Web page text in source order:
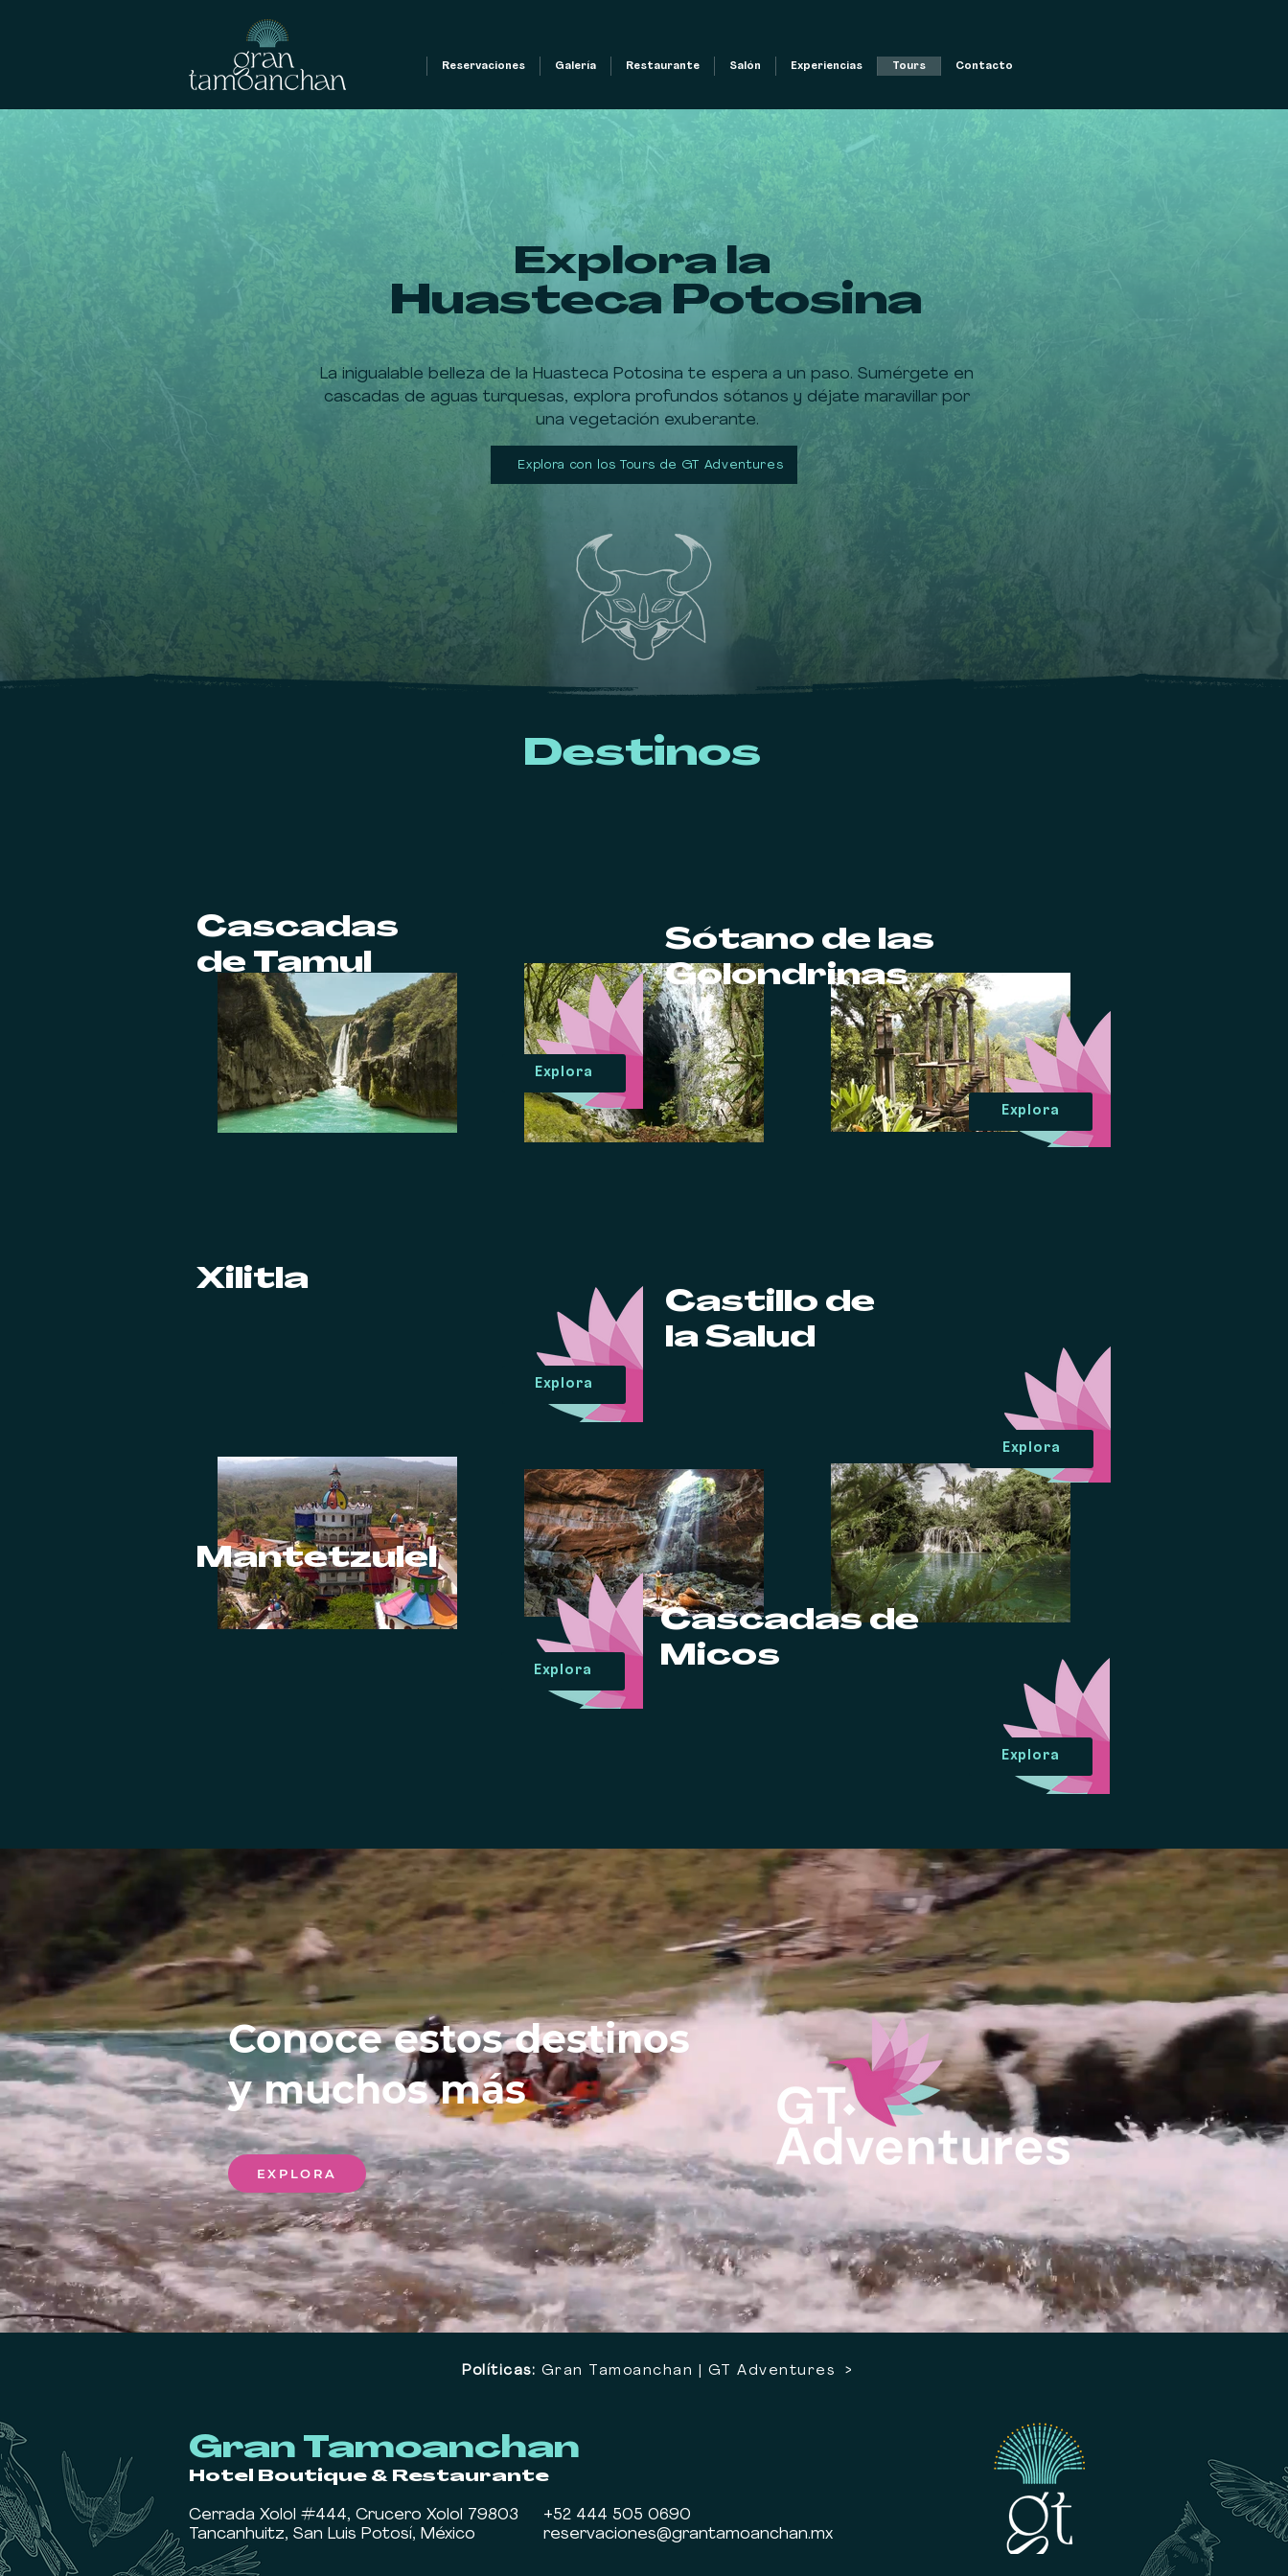
Reservaciones Galería Restaurante Salón Experiencias Tours Contacto
Huasteca Potosina
La inigualable belleza de la Huasteca Potosina te espera a un paso. Sumérgete en
cascadas de aguas turquesas, explora profundos sótanos y déjate maravillar por
una vegetación exuberante.
ㅤㅤㅤㅤㅤㅤㅤㅤㅤㅤㅤㅤㅤㅤㅤㅤㅤㅤㅤㅤㅤExplora con los Tours de GT Adventures
Explora la
Destinos
Cascadas
de Tamul
Explora
Sótano de las
Golondrinas
Xilitla
Castillo de
la Salud
Mantetzulel
Cascadas de
Micos
Explora
Explora
Explora
Explora
Explora
Conoce estos destinos
y muchos más
EXPLORA
Políticas: Gran Tamoanchan | GT Adventures >
Gran Tamoanchan
Hotel Boutique & Restaurante
Cerrada Xolol #444, Crucero Xolol 79803
Tancanhuitz, San Luis Potosí, México
+52 444 505 0690
reservaciones@grantamoanchan.mx